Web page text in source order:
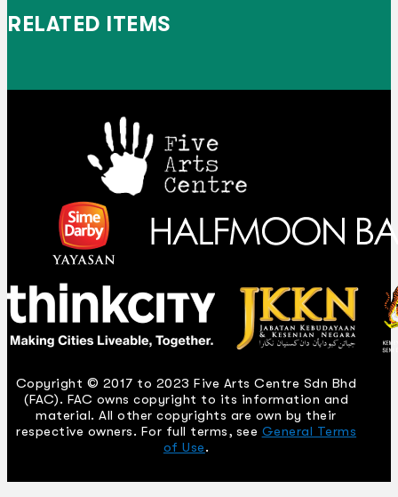
RELATED ITEMS
Copyright © 2017 to 2023 Five Arts Centre Sdn Bhd
(FAC). FAC owns copyright to its information and
material. All other copyrights are own by their
respective owners. For full terms, see General Terms
of Use.